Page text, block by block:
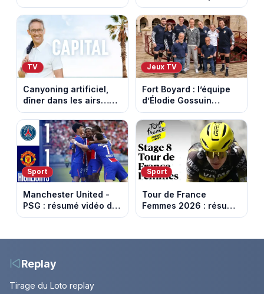
: notre sélection pour
votre soirée télé
et horaires de la
dernière étape à Nice
TV
Canyoning artificiel,
dîner dans les airs…
les loisirs les plus fous
passés au crible dans
Capital
Jeux TV
Fort Boyard : l’équipe
d’Élodie Gossuin
termine avec une belle
somme pour l'Unicef et
le Refuge
Sport
Manchester United -
PSG : résumé vidéo du
match amical du 8 août
Sport
Tour de France
Femmes 2026 : résumé
vidéo de la 9e étape
Replay
Tirage du Loto replay